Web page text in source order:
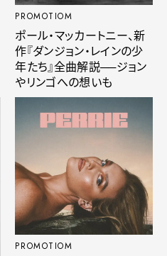
PROMOTIOM
ポール・マッカートニー、新
作『ダンジョン・レインの少
年たち』全曲解説──ジョン
やリンゴへの想いも
PROMOTIOM